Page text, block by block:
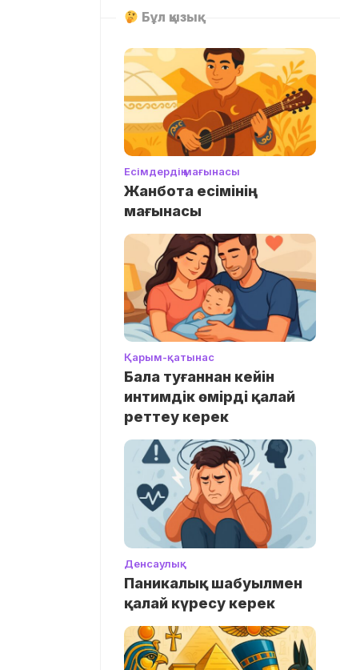
Бұл қызық
Есімдердің мағынасы
Жанбота есімінің
мағынасы
Қарым-қатынас
Бала туғаннан кейін
интимдік өмірді қалай
реттеу керек
Денсаулық
Паникалық шабуылмен
қалай күресу керек